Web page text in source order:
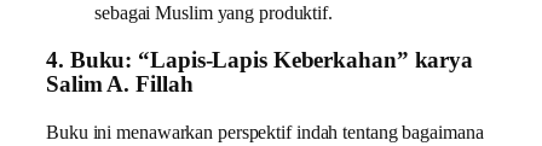
sebagai Muslim yang produktif.
4. Buku: “Lapis-Lapis Keberkahan” karya
Salim A. Fillah
Buku ini menawarkan perspektif indah tentang bagaimana